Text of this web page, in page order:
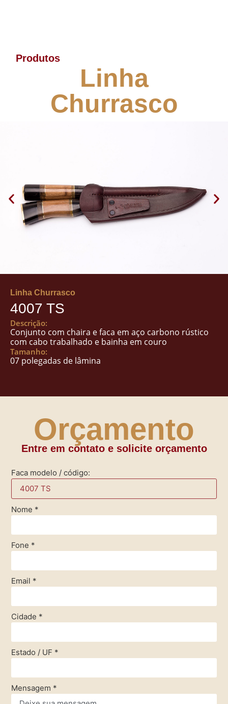
Produtos
Linha
Churrasco
Linha Churrasco
4007 TS
Descrição:
Conjunto com chaira e faca em aço carbono rústico
com cabo trabalhado e bainha em couro
Tamanho:
07 polegadas de lâmina
Orçamento
Entre em contato e solicite orçamento
Faca modelo / código:
Nome *
Fone *
Email *
Cidade *
Estado / UF *
Mensagem *